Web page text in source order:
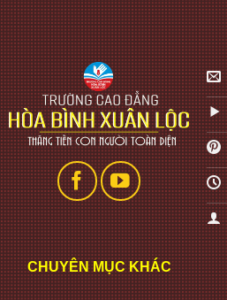
CHUYÊN MỤC KHÁC